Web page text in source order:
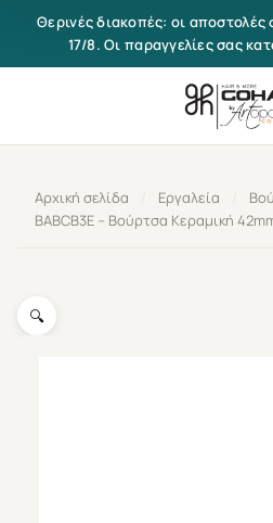
Μετάβαση στο περιεχόμενο
Θερινές διακοπές: οι
17/8. Οι παραγγελίες σας
Αρχική σελίδα Εργαλεία
BABCB3E – Βούρτσα Κεραμική
🔍